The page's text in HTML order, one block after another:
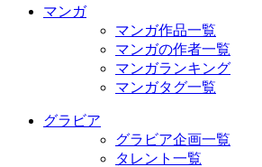
マンガ
マンガ作品一覧
マンガの作者一覧
マンガランキング
マンガタグ一覧
グラビア
グラビア企画一覧
タレント一覧